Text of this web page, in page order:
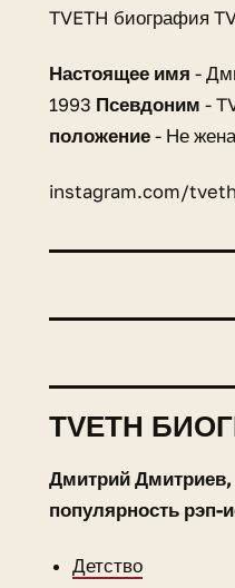
TVETH биография
Настоящее имя -
1993 Псевдоним -
положение - Не
instagram.com/
TVETH
Дмитрий
популярность рэп-
Детство